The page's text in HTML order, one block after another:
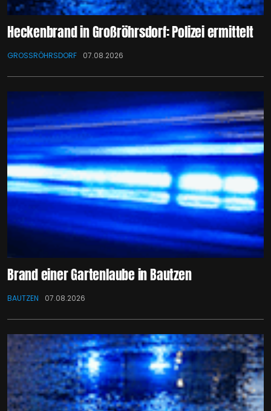
Heckenbrand in Großröhrsdorf: Polizei ermittelt
GROSSRÖHRSDORF 07.08.2026
Brand einer Gartenlaube in Bautzen
BAUTZEN 07.08.2026